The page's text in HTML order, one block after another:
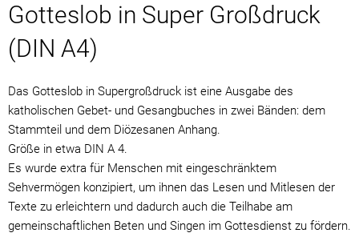
Diözesanstelle
Gotteslob in Super Großdruck
(DIN A4)
Das Gotteslob in Supergroßdruck ist eine Ausgabe des
katholischen Gebet- und Gesangbuches in zwei Bänden: dem
Stammteil und dem Diözesanen Anhang.
Größe in etwa DIN A 4.
Es wurde extra für Menschen mit eingeschränktem
Sehvermögen konzipiert, um ihnen das Lesen und Mitlesen der
Texte zu erleichtern und dadurch auch die Teilhabe am
gemeinschaftlichen Beten und Singen im Gottesdienst zu fördern.